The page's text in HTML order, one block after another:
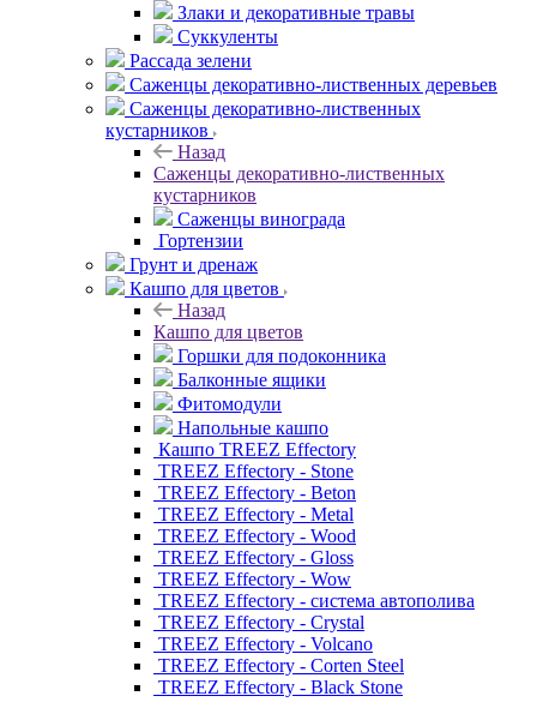
Злаки и декоративные травы
Суккуленты
Рассада зелени
Саженцы декоративно-лиственных деревьев
Саженцы декоративно-лиственных
кустарников
Назад
Саженцы декоративно-лиственных
кустарников
Саженцы винограда
Гортензии
Грунт и дренаж
Кашпо для цветов
Назад
Кашпо для цветов
Горшки для подоконника
Балконные ящики
Фитомодули
Напольные кашпо
Кашпо TREEZ Effectory
TREEZ Effectory - Stone
TREEZ Effectory - Beton
TREEZ Effectory - Metal
TREEZ Effectory - Wood
TREEZ Effectory - Gloss
TREEZ Effectory - Wow
TREEZ Effectory - система автополива
TREEZ Effectory - Crystal
TREEZ Effectory - Volcano
TREEZ Effectory - Corten Steel
TREEZ Effectory - Black Stone